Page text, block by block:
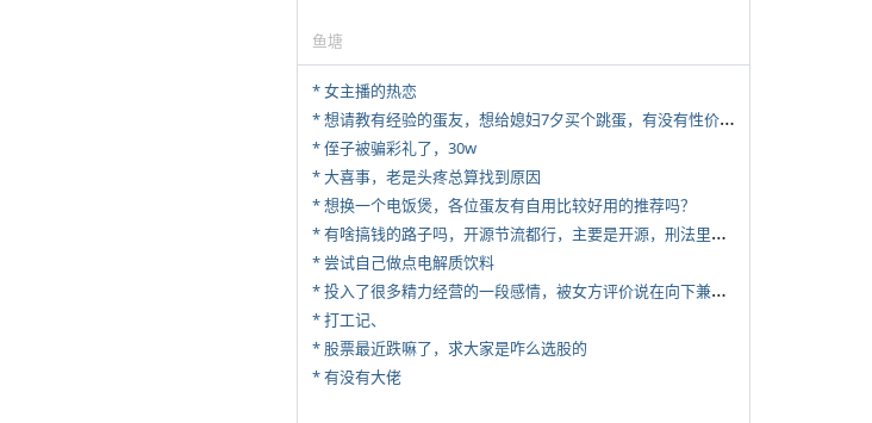
鱼塘
* 女主播的热恋
*
想请教有经验的蛋友，想给媳妇7夕买个跳蛋，有没有性价比高的推荐
* 侄子被骗彩礼了，30w
* 大喜事，老是头疼总算找到原因
* 想换一个电饭煲，各位蛋友有自用比较好用的推荐吗？
*
有啥搞钱的路子吗，开源节流都行，主要是开源，刑法里的咱不做
* 尝试自己做点电解质饮料
*
投入了很多精力经营的一段感情，被女方评价说在向下兼容我，感觉有点破防
* 打工记、
* 股票最近跌嘛了，求大家是咋么选股的
* 有没有大佬